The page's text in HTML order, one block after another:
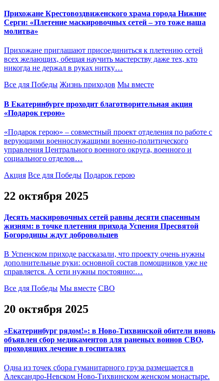
Прихожане Крестовоздвиженского храма города Нижние
Серги: «Плетение маскировочных сетей – это тоже наша
молитва»
Прихожане приглашают присоединиться к плетению сетей
всех желающих, обещая научить мастерству даже тех, кто
никогда не держал в руках нитку…
Все для Победы Жизнь приходов Мы вместе
В Екатеринбурге проходит благотворительная акция
«Подарок герою»
«Подарок герою» – совместный проект отделения по работе с
верующими военнослужащими военно-политического
управления Центрального военного округа, военного и
социального отделов…
Акция Все для Победы Подарок герою
22 октября 2025
Десять маскировочных сетей равны десяти спасенным
жизням: в точке плетения прихода Успения Пресвятой
Богородицы ждут добровольцев
В Успенском приходе рассказали, что проекту очень нужны
дополнительные руки: основной состав помощников уже не
справляется. А сети нужны постоянно:…
Все для Победы Мы вместе СВО
20 октября 2025
«Екатеринбург рядом!»: в Ново-Тихвинской обители вновь
объявлен сбор медикаментов для раненых воинов СВО,
проходящих лечение в госпиталях
Одна из точек сбора гуманитарного груза размещается в
Александро-Невском Ново-Тихвинском женском монастыре.